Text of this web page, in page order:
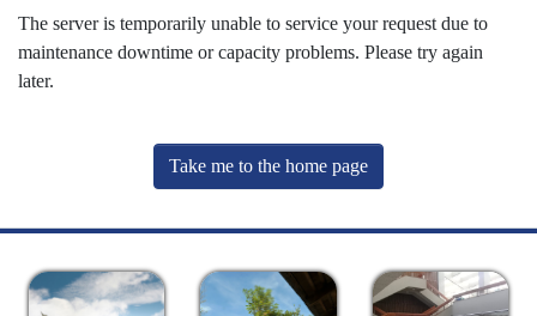
The server is temporarily unable to service your request due to
maintenance downtime or capacity problems. Please try again
later.
Take me to the home page